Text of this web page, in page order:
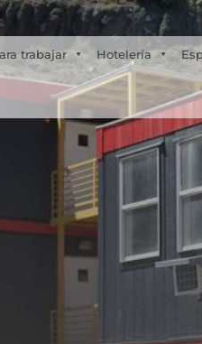
+56 2 27905000+56 9 3469 5135
trabajar Hotelería